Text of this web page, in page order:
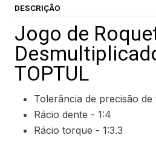
DESCRIÇÃO
Jogo de
TOPTUL
Tolerância de precisão
Rácio dente - 1:4
Rácio torque - 1:3.3